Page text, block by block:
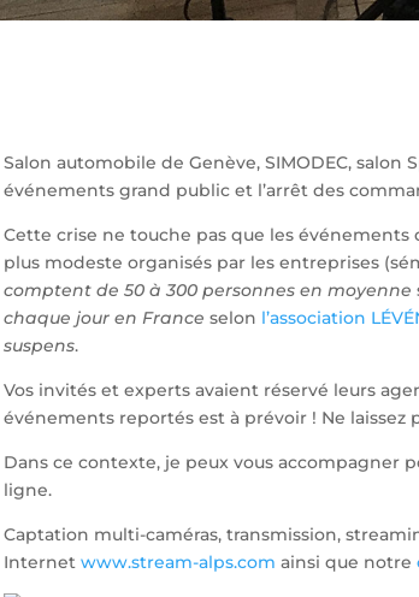
Salon automobile de Genève, SIMODEC,
événements grand public et l’arrêt des
Cette crise ne touche pas que les
plus modeste organisés par les entreprises
comptent de 50 à 300 personnes en moyenne
chaque jour en France selon l’association
suspens.
Vos invités et experts avaient réservé leurs
événements reportés est à prévoir ! Ne laissez
Dans ce contexte, je peux vous accompagner
ligne.
Captation multi-caméras, transmission,
Internet www.stream-alps.com ainsi que notre